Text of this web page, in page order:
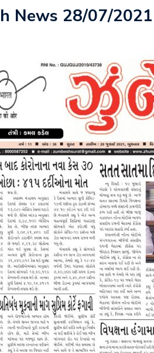
News 28/07/2021